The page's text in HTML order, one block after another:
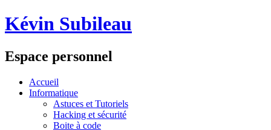
Kévin Subileau
Espace personnel
Accueil
Informatique
Astuces et Tutoriels
Hacking et sécurité
Boite à code